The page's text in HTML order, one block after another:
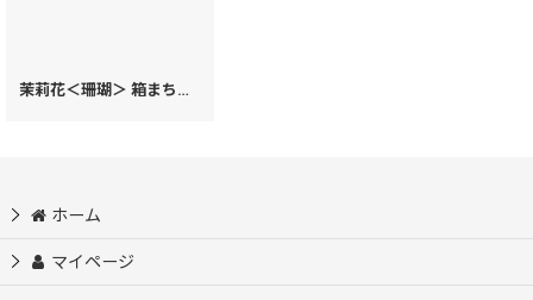
茉莉花＜珊瑚＞ 箱まち小銭入れ［t］
ホーム
マイページ